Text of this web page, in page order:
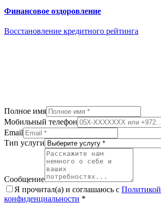
Финансовое оздоровление
Восстановление кредитного рейтинга
Полное имя
Мобильный телефон
Email
Тип услуги
Сообщение
Я прочитал(а) и соглашаюсь с Политикой
конфиденциальности *